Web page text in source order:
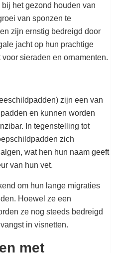
het gezond houden van
van sponzen te
zijn ernstig bedreigd door
jacht op hun prachtige
sieraden en ornamenten.
zijn een van
en kunnen worden
In tegenstelling tot
zich
wat hen hun naam geeft
van hun vet.
om hun lange migraties
Hoewel ze een
ze nog steeds bedreigd
in visnetten.
met